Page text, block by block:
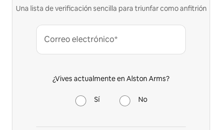
Una lista de verificación sencilla para triunfar como anfitrión
Correo electrónico*
¿Vives actualmente en Alston Arms?
Sí No